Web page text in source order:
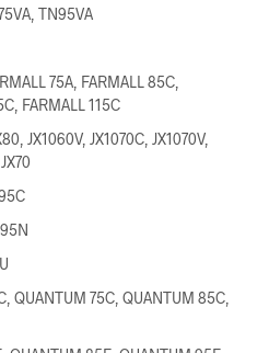
TN95VA
75A, FARMALL 85C,
FARMALL 115C
JX1060V, JX1070C, JX1070V,
QUANTUM 75C, QUANTUM 85C,